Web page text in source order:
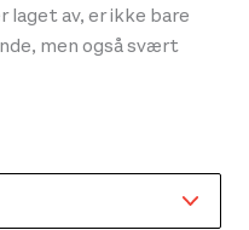
laget av, er ikke bare
men også svært
fullstendig
tanke på
jakke. Hetten